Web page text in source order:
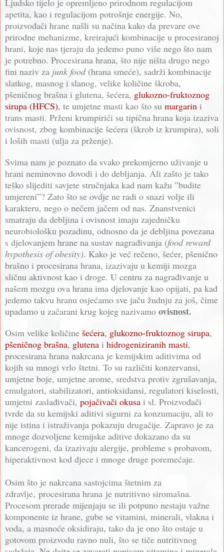
Ljudsko tijelo je opremljeno prirodnom regulacijom
apetita, kao i regulacijom potrošnje energije. No,
proizvođači hrane našli su načina kako da prevare ove
prirodne mehanizme, kreirajući kombinacije u procesiranoj
hrani, koje nas tjeraju da jedemo puno više nego što nam
je potrebno. Procesirana hrana, što nije ništa drugo nego
fini naziv za junk food(hrana smeće), sadrži kombinacije
slatkog, masnog i slanog, velike količine škroba,
pšeničnog brašna i glutena, šećera, glukozno-fruktoznog
sirupa (HFCS), te umjetne masti kao što su margarin i
trans masti. Prženi krumpirići su tipična hrana koja izaziva
ovisnost, zbog kombinacije šećera (škrob iz krumpira), soli
i loših masti (ulja za prženje).
Svima nam je poznato da svako prekomjerno uživanje u
hrani neminovno dovodi i do debljanja. Ali zašto je tako
teško slijediti savjete stručnjaka kad nam kažu ”budite
umjereni”? Zato što se ovdje ne radi o snazi volje ili
karakteru, nego o nečem jačem od nas. Znanstvenici
smatraju da debljina i ovisnost imaju zajedničku
neurobiološku pozadinu, odnosno da je debljina povezana
s djelovanjem hrane na sustav nagrađivanja (food reward
hypothesis of obesity). Kako je već rečeno, šećer, pšenično
brašno i procesirana hrana, izazivaju u kemiji mozga
sličnu aktivnost kao i droge. U centru za nagrađivanje u
našem mozgu ova hrana ima djelovanje kao opijati, pa kad
jedemo takvu hranu osjećamo sve jaču žudnju za još, čime
upadamo u začarani krug kojeg nazivamo ovisnost.
Osim velike količine šećera, glukozno-fruktoznog sirupa,
pšeničnog brašna, glutena i hidrogeniziranih masti,
procesirana hrana nakrcana je kemijskim aditivima od
kojih su mnogi vrlo štetni. To su različiti konzervansi,
umjetne boje, umjetne arome, sredstva protiv zgrušavanja,
emulgatori, stabilizatori, antioksidansi, regulatori kiselosti,
umjetni zaslađivači, pojačivači okusa i sl. Proizvođači
tvrde da su kemijski aditivi sigurni za konzumaciju, ali to
nije istina i istraživanja pokazuju drugačije. Zapravo je za
mnoge dozvoljene kemijske aditive dokazano da su
kancerogeni, da izazivaju alergije, probleme s probavom,
hiperaktivnost kod djece i mnoge druge poremećaje.
Osim što je nakrcana sastojcima štetnim za
zdravlje, procesirana hrana je nutritivno siromašna.
Procesom prerade mijenjaju se ili potpuno nestaju važne
komponente iz hrane, gube se vitamini, minerali, vlakna i
voda, a masnoće oksidiraju, tako da je ono što ostaje u
gotovom proizvodu ravno nuli, što se tiče nutritivnog